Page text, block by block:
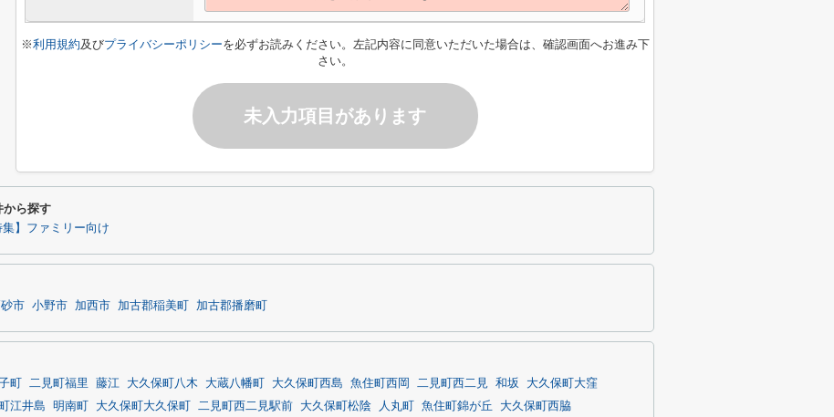
※利用規約及びプライバシーポリシーを必ずお読みください。左記内容に同意いただいた場合は、確認画面へお進み下
さい。
未入力項目があります
から探す
集】ファミリー向け
市 小野市 加西市 加古郡稲美町 加古郡播磨町
町 二見町福里 藤江 大久保町八木 大蔵八幡町 大久保町西島 魚住町西岡 二見町西二見 和坂
大久保町大窪
江井島 明南町 大久保町大久保町 二見町西二見駅前 大久保町松陰 人丸町 魚住町錦が丘 大久保町西脇